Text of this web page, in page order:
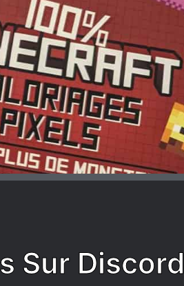
Sur Discord